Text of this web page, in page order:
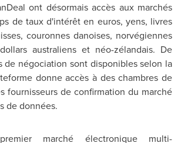
ont désormais accès aux marchés
de taux d'intérêt en euros, yens, livres
couronnes danoises, norvégiennes
australiens et néo-zélandais. De
de négociation sont disponibles selon la
donne accès à des chambres de
fournisseurs de confirmation du marché
de données.
marché électronique multi-